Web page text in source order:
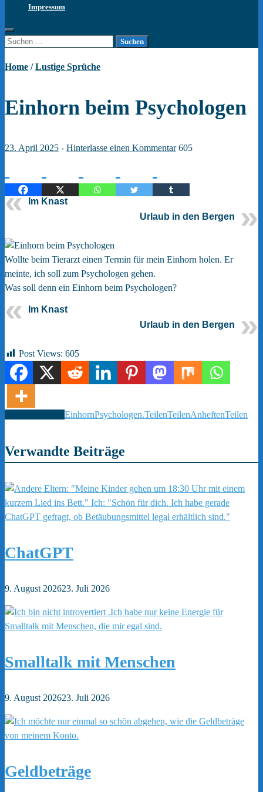
Impressum
Suchen
Home /Lustige Sprüche
Einhorn beim Psychologen
23. April 2025 - Hinterlasse einen Kommentar 605
Im Knast
Urlaub in den Bergen
Wollte beim Tierarzt einen Termin für mein Einhorn holen. Er
meinte, ich soll zum Psychologen gehen.
Was soll denn ein Einhorn beim Psychologen?
Im Knast
Urlaub in den Bergen
Post Views: 605
EinhornPsychologen.TeilenTeilenAnheftenTeilen
Verwandte Beiträge
ChatGPT
9. August 202623. Juli 2026
Smalltalk mit Menschen
9. August 202623. Juli 2026
Geldbeträge